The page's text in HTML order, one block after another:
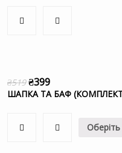
₴519 ₴399
ШАПКА ТА БАФ
Оберіть